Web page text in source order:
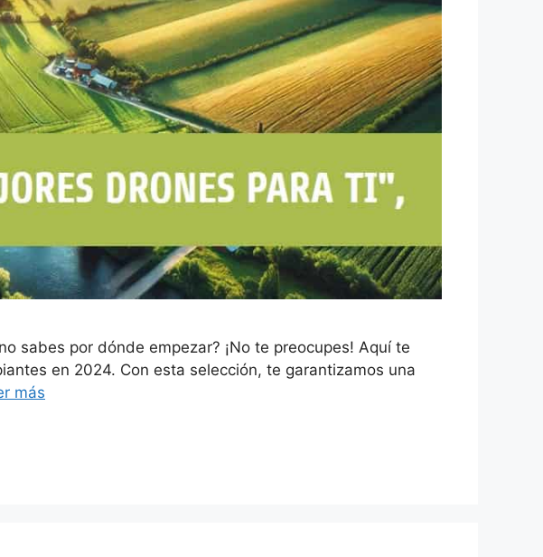
sabes por dónde empezar? ¡No te preocupes! Aquí te
en 2024. Con esta selección, te garantizamos una
más